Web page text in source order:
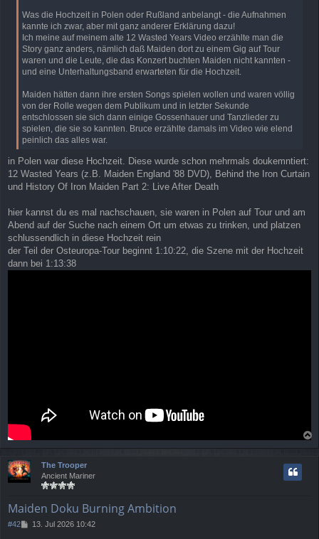
a
g
Was die Hochzeit in Polen oder Rußland anbelangt - die Aufnahmen
kannte ich zwar, aber mit ganz anderer Erklärung dazu!
Ich meine auf meinem alte 12 Wasted Years Video erzählte man die
Story ganz anders, nämlich daß Maiden dort zu einem Gig auf Tour
waren und die Leute, die das Konzert buchten Maiden nicht kannten -
und eine Unterhaltungsband erwarteten für die Hochzeit.
Maiden hätten dann ihre ersten Songs spielen wollen und waren völlig
von der Rolle wegen dem Publikum und in letzter Sekunde
entschlossen sie sich dann einige Gossenhauer und Tanzlieder zu
spielen, die sie so kannten. Bruce erzählte damals im Video wie elend
peinlich das alles war.
in Polen war diese Hochzeit. Diese wurde schon mehrmals doukemntiert:
12 Wasted Years (z.B. Maiden England '88 DVD), Behind the Iron Curtain
und History Of Iron Maiden Part 2: Live After Death
hier kannst du es mal nachschauen, sie waren in Polen auf Tour und am
Abend auf der Suche nach einem Ort um etwas zu trinken, und platzen
schlussendlich in diese Hochzeit rein
der Teil der Osteuropa-Tour beginnt 1:10:22, die Szene mit der Hochzeit
dann bei 1:13:38
a
The Trooper
Ancient Mariner
Maiden Doku Burning Ambition
#42
B13. Jul 2026 10:42